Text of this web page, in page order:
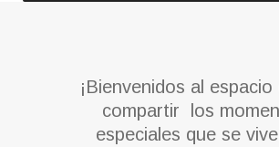
¡Bienvenidos al espacio
compartir los
especiales que se